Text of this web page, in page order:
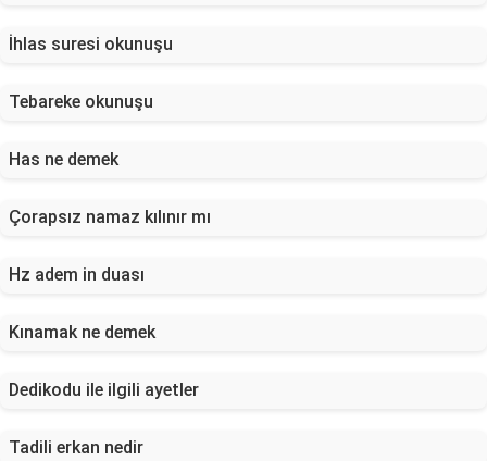
İhlas suresi okunuşu
Tebareke okunuşu
Has ne demek
Çorapsız namaz kılınır mı
Hz adem in duası
Kınamak ne demek
Dedikodu ile ilgili ayetler
Tadili erkan nedir